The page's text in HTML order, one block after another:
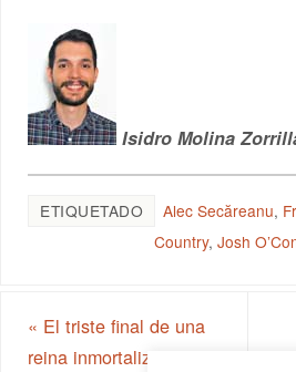
Isidro Molina
ETIQUETADO Alec Secăreanu,
Country,Josh
« El triste final de una
reina inmortalizada en